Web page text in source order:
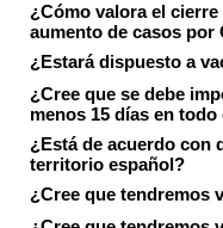
¿Cómo valora el
aumento de casos por
¿Estará dispuesto a
¿Cree que se debe
menos 15 días en todo
¿Está de acuerdo con
territorio español?
¿Cree que tendremos